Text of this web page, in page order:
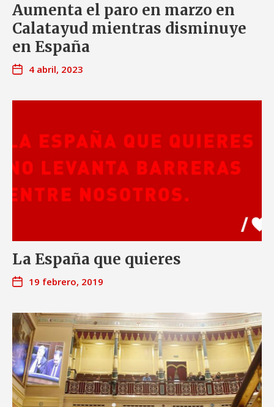
Aumenta el paro en marzo en
Calatayud mientras disminuye
en España
4 abril, 2023
La España que quieres
19 febrero, 2019